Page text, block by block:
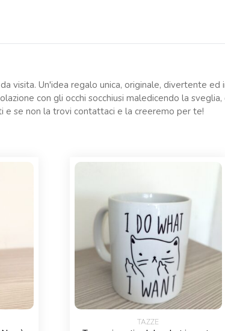
visita. Un'idea regalo unica, originale, divertente
con gli occhi socchiusi maledicendo la
e se non la trovi contattaci e la creeremo per te!
TAZZE